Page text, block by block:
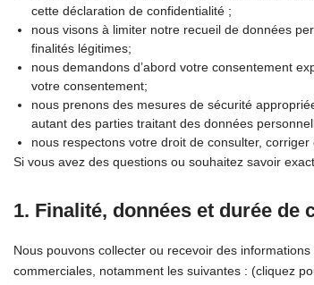
cette déclaration de confidentialité ;
nous visons à limiter notre recueil de données
finalités légitimes;
nous demandons d’abord votre consentement
votre consentement;
nous prenons des mesures de sécurité
autant des parties traitant des données
nous respectons votre droit de consulter,
Si vous avez des questions ou souhaitez savoir
1. Finalité, données et durée de
Nous pouvons collecter ou recevoir des
commerciales, notamment les suivantes : (cliquez